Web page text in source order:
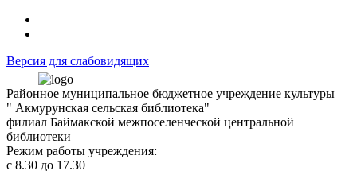
Версия для слабовидящих
Районное муниципальное бюджетное учреждение культуры
" Акмурунская сельская библиотека"
филиал Баймакской межпоселенческой центральной
библиотеки
Режим работы учреждения:
с 8.30 до 17.30